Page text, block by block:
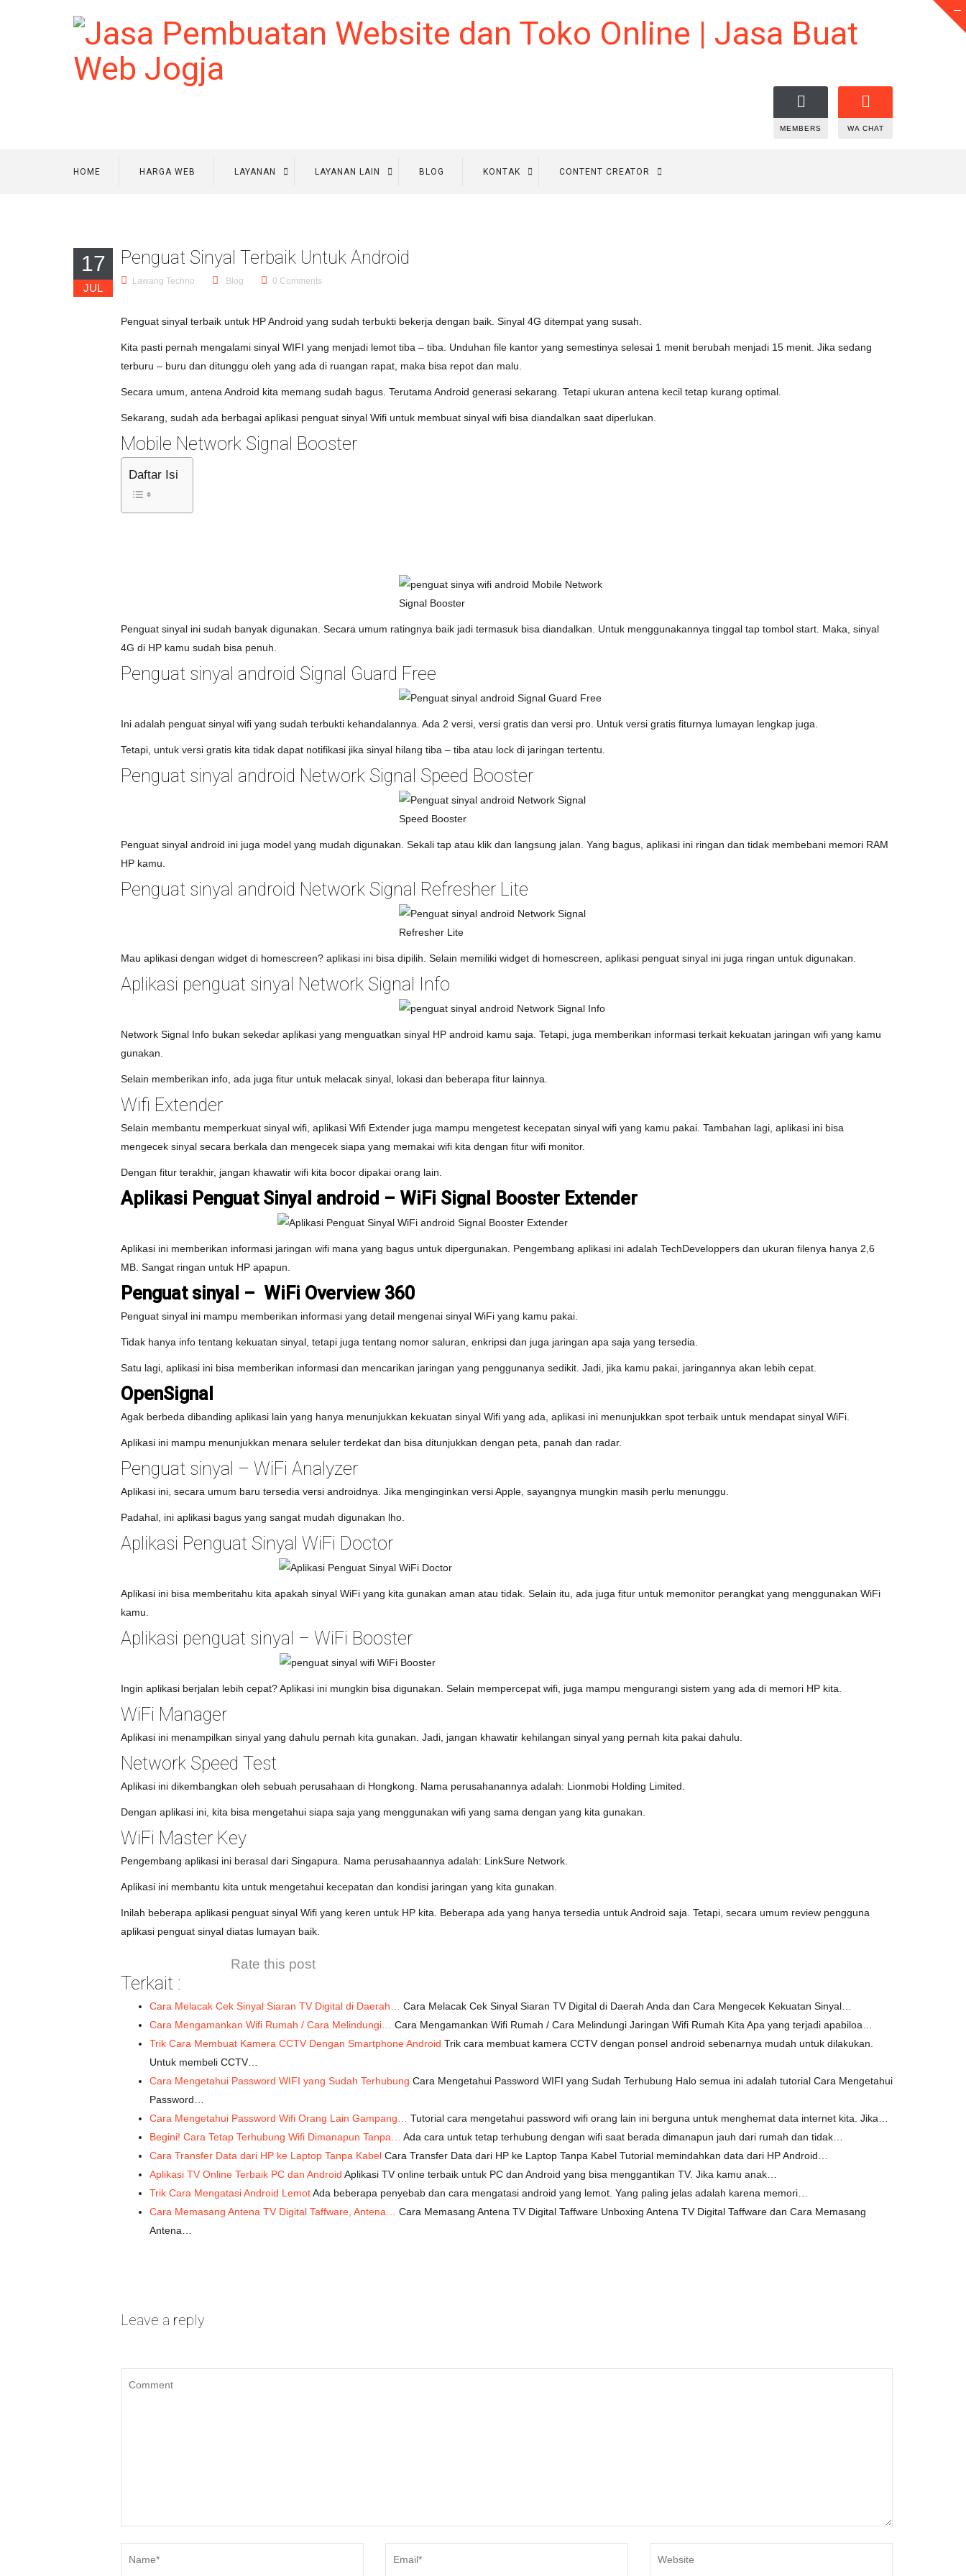
MEMBERS WA CHAT
HOME HARGA WEB LAYANAN LAYANAN LAIN BLOG KONTAK CONTENT CREATOR
17
JUL
Penguat Sinyal Terbaik Untuk Android
Lawang Techno Blog 0 Comments
Penguat sinyal terbaik untuk HP Android yang sudah terbukti bekerja dengan baik. Sinyal 4G ditempat yang susah.
Kita pasti pernah mengalami sinyal WIFI yang menjadi lemot tiba – tiba. Unduhan file kantor yang semestinya selesai 1 menit berubah menjadi 15 menit. Jika sedang
terburu – buru dan ditunggu oleh yang ada di ruangan rapat, maka bisa repot dan malu.
Secara umum, antena Android kita memang sudah bagus. Terutama Android generasi sekarang. Tetapi ukuran antena kecil tetap kurang optimal.
Sekarang, sudah ada berbagai aplikasi penguat sinyal Wifi untuk membuat sinyal wifi bisa diandalkan saat diperlukan.
Mobile Network Signal Booster
Daftar Isi
Penguat sinyal ini sudah banyak digunakan. Secara umum ratingnya baik jadi termasuk bisa diandalkan. Untuk menggunakannya tinggal tap tombol start. Maka, sinyal
4G di HP kamu sudah bisa penuh.
Penguat sinyal android Signal Guard Free
Ini adalah penguat sinyal wifi yang sudah terbukti kehandalannya. Ada 2 versi, versi gratis dan versi pro. Untuk versi gratis fiturnya lumayan lengkap juga.
Tetapi, untuk versi gratis kita tidak dapat notifikasi jika sinyal hilang tiba – tiba atau lock di jaringan tertentu.
Penguat sinyal android Network Signal Speed Booster
Penguat sinyal android ini juga model yang mudah digunakan. Sekali tap atau klik dan langsung jalan. Yang bagus, aplikasi ini ringan dan tidak membebani memori RAM
HP kamu.
Penguat sinyal android Network Signal Refresher Lite
Mau aplikasi dengan widget di homescreen? aplikasi ini bisa dipilih. Selain memiliki widget di homescreen, aplikasi penguat sinyal ini juga ringan untuk digunakan.
Aplikasi penguat sinyal Network Signal Info
Network Signal Info bukan sekedar aplikasi yang menguatkan sinyal HP android kamu saja. Tetapi, juga memberikan informasi terkait kekuatan jaringan wifi yang kamu
gunakan.
Selain memberikan info, ada juga fitur untuk melacak sinyal, lokasi dan beberapa fitur lainnya.
Wifi Extender
Selain membantu memperkuat sinyal wifi, aplikasi Wifi Extender juga mampu mengetest kecepatan sinyal wifi yang kamu pakai. Tambahan lagi, aplikasi ini bisa
mengecek sinyal secara berkala dan mengecek siapa yang memakai wifi kita dengan fitur wifi monitor.
Dengan fitur terakhir, jangan khawatir wifi kita bocor dipakai orang lain.
Aplikasi Penguat Sinyal android – WiFi Signal Booster Extender
Aplikasi ini memberikan informasi jaringan wifi mana yang bagus untuk dipergunakan. Pengembang aplikasi ini adalah TechDeveloppers dan ukuran filenya hanya 2,6
MB. Sangat ringan untuk HP apapun.
Penguat sinyal – WiFi Overview 360
Penguat sinyal ini mampu memberikan informasi yang detail mengenai sinyal WiFi yang kamu pakai.
Tidak hanya info tentang kekuatan sinyal, tetapi juga tentang nomor saluran, enkripsi dan juga jaringan apa saja yang tersedia.
Satu lagi, aplikasi ini bisa memberikan informasi dan mencarikan jaringan yang penggunanya sedikit. Jadi, jika kamu pakai, jaringannya akan lebih cepat.
OpenSignal
Agak berbeda dibanding aplikasi lain yang hanya menunjukkan kekuatan sinyal Wifi yang ada, aplikasi ini menunjukkan spot terbaik untuk mendapat sinyal WiFi.
Aplikasi ini mampu menunjukkan menara seluler terdekat dan bisa ditunjukkan dengan peta, panah dan radar.
Penguat sinyal – WiFi Analyzer
Aplikasi ini, secara umum baru tersedia versi androidnya. Jika menginginkan versi Apple, sayangnya mungkin masih perlu menunggu.
Padahal, ini aplikasi bagus yang sangat mudah digunakan lho.
Aplikasi Penguat Sinyal WiFi Doctor
Aplikasi ini bisa memberitahu kita apakah sinyal WiFi yang kita gunakan aman atau tidak. Selain itu, ada juga fitur untuk memonitor perangkat yang menggunakan WiFi
kamu.
Aplikasi penguat sinyal – WiFi Booster
Ingin aplikasi berjalan lebih cepat? Aplikasi ini mungkin bisa digunakan. Selain mempercepat wifi, juga mampu mengurangi sistem yang ada di memori HP kita.
WiFi Manager
Aplikasi ini menampilkan sinyal yang dahulu pernah kita gunakan. Jadi, jangan khawatir kehilangan sinyal yang pernah kita pakai dahulu.
Network Speed Test
Aplikasi ini dikembangkan oleh sebuah perusahaan di Hongkong. Nama perusahanannya adalah: Lionmobi Holding Limited.
Dengan aplikasi ini, kita bisa mengetahui siapa saja yang menggunakan wifi yang sama dengan yang kita gunakan.
WiFi Master Key
Pengembang aplikasi ini berasal dari Singapura. Nama perusahaannya adalah: LinkSure Network.
Aplikasi ini membantu kita untuk mengetahui kecepatan dan kondisi jaringan yang kita gunakan.
Inilah beberapa aplikasi penguat sinyal Wifi yang keren untuk HP kita. Beberapa ada yang hanya tersedia untuk Android saja. Tetapi, secara umum review pengguna
aplikasi penguat sinyal diatas lumayan baik.
Rate this post
Terkait :
Cara Melacak Cek Sinyal Siaran TV Digital di Daerah…
Cara Melacak Cek Sinyal Siaran TV Digital di Daerah Anda dan Cara Mengecek Kekuatan Sinyal…
Cara Mengamankan Wifi Rumah / Cara Melindungi…
Cara Mengamankan Wifi Rumah / Cara Melindungi Jaringan Wifi Rumah Kita Apa yang terjadi apabiloa…
Trik Cara Membuat Kamera CCTV Dengan Smartphone Android Trik cara membuat kamera CCTV dengan ponsel android sebenarnya mudah untuk dilakukan.
Untuk membeli CCTV…
Cara Mengetahui Password WIFI yang Sudah Terhubung Cara Mengetahui Password WIFI yang Sudah Terhubung Halo semua ini adalah tutorial Cara Mengetahui
Password…
Cara Mengetahui Password Wifi Orang Lain Gampang…
Tutorial cara mengetahui password wifi orang lain ini berguna untuk menghemat data internet kita. Jika…
Begini! Cara Tetap Terhubung Wifi Dimanapun Tanpa…
Ada cara untuk tetap terhubung dengan wifi saat berada dimanapun jauh dari rumah dan tidak…
Cara Transfer Data dari HP ke Laptop Tanpa Kabel Cara Transfer Data dari HP ke Laptop Tanpa Kabel Tutorial memindahkan data dari HP Android…
Aplikasi TV Online Terbaik PC dan Android Aplikasi TV online terbaik untuk PC dan Android yang bisa menggantikan TV. Jika kamu anak…
Trik Cara Mengatasi Android LemotAda beberapa penyebab dan cara mengatasi android yang lemot. Yang paling jelas adalah karena memori…
Cara Memasang Antena TV Digital Taffware, Antena…
Cara Memasang Antena TV Digital Taffware Unboxing Antena TV Digital Taffware dan Cara Memasang
Antena…
Leave a reply